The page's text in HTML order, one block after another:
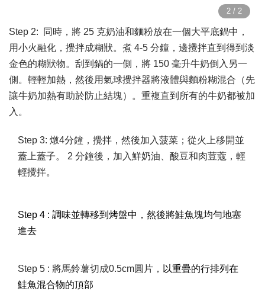
Step 2: 同時，將 25 克奶油和麵粉放在一個大平底鍋中，
用小火融化，攪拌成糊狀。煮 4-5 分鐘，邊攪拌直到得到淡
金色的糊狀物。刮到鍋的一側，將 150 毫升牛奶倒入另一
側。輕輕加熱，然後用氣球攪拌器將液體與麵粉糊混合（先
讓牛奶加熱有助於防止結塊）。重複直到所有的牛奶都被加
入。
Step 3: 燉4分鐘，攪拌，然後加入菠菜；從火上移開並
蓋上蓋子。 2 分鐘後，加入鮮奶油、酸豆和肉荳蔻，輕
輕攪拌。
Step 4 : 調味並轉移到烤盤中，然後將鮭魚塊均勻地塞
進去
Step 5 : 將馬鈴薯切成0.5cm圓片， 以重疊的行排列在
鮭魚混合物的頂部